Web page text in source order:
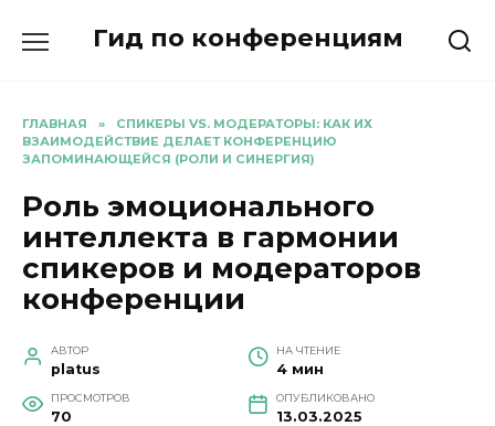
Гид по конференциям
ГЛАВНАЯ »
СПИКЕРЫ VS. МОДЕРАТОРЫ: КАК ИХ
ВЗАИМОДЕЙСТВИЕ ДЕЛАЕТ КОНФЕРЕНЦИЮ
ЗАПОМИНАЮЩЕЙСЯ (РОЛИ И СИНЕРГИЯ)
Роль эмоционального
интеллекта в гармонии
спикеров и модераторов
конференции
АВТОР
platus
НА ЧТЕНИЕ
4 мин
ПРОСМОТРОВ
70
ОПУБЛИКОВАНО
13.03.2025